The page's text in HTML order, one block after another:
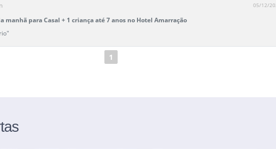
05/12/
manhã para Casal + 1 criança até 7 anos no Hotel Amarração
1